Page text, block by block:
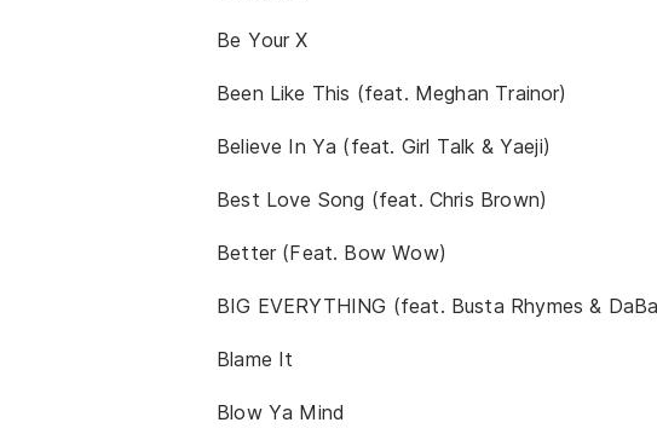
Be Your X
Been Like This (feat. Meghan Trainor)
Believe In Ya (feat. Girl Talk & Yaeji)
Best Love Song (feat. Chris Brown)
Better (Feat. Bow Wow)
BIG EVERYTHING (feat. Busta Rhymes &
Blame It
Blow Ya Mind